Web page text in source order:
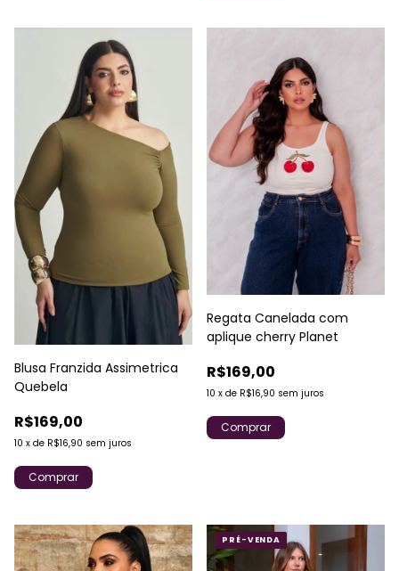
Blusa Franzida Assimetrica
Quebela
R$169,00
10 x de R$16,90 sem juros
Comprar
Regata Canelada com
aplique cherry Planet
R$169,00
10 x de R$16,90 sem juros
Comprar
PRÉ-VENDA